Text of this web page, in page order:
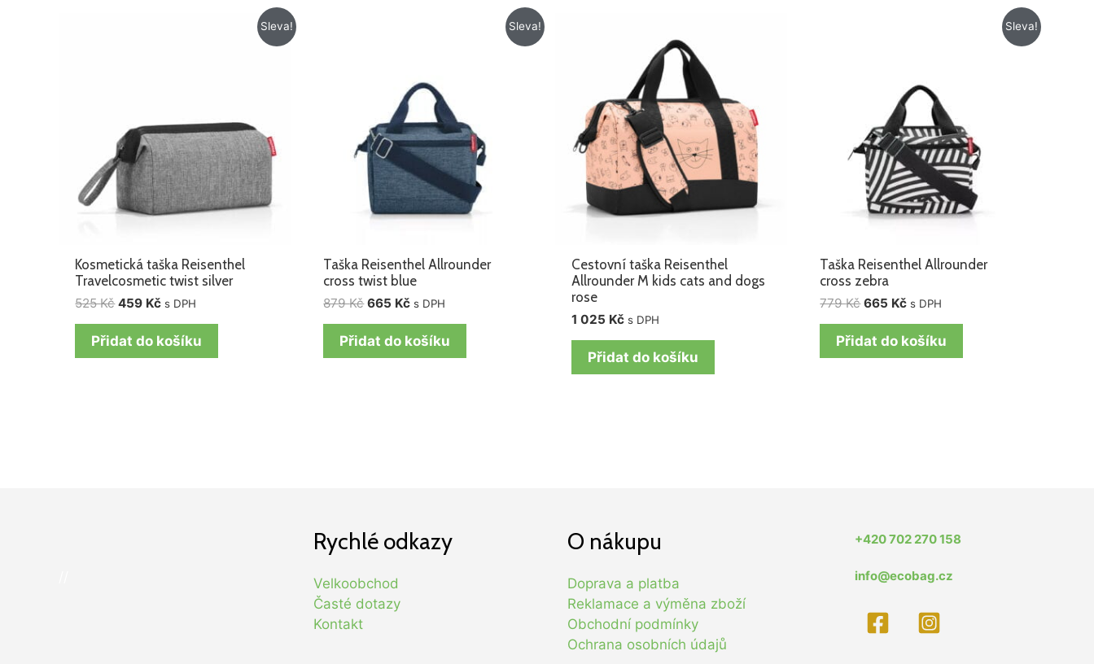
Sleva!
Kosmetická taška Reisenthel
Travelcosmetic twist silver
525Kč 459 Kč s DPH
Přidat do košíku
Sleva!
Taška Reisenthel Allrounder
cross twist blue
879Kč 665 Kč s DPH
Přidat do košíku
Cestovní taška Reisenthel
Allrounder M kids cats and dogs
rose
1 025 Kč s DPH
Přidat do košíku
Sleva!
Taška Reisenthel Allrounder
cross zebra
779Kč 665 Kč s DPH
Přidat do košíku
Rychlé odkazy
Velkoobchod
Časté dotazy
Kontakt
O nákupu
Doprava a platba
Reklamace a výměna zboží
Obchodní podmínky
Ochrana osobních údajů
+420 702 270 158
info@ecobag.cz